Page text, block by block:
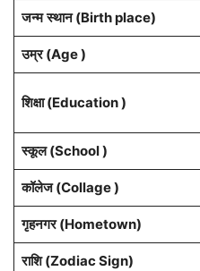
जन्म स्थान(Birth place)
उम्र (Age )
शिक्षा (Education )
स्कूल (School )
कॉलेज (Collage )
गृहनगर (Hometown)
राशि (Zodiac Sign)